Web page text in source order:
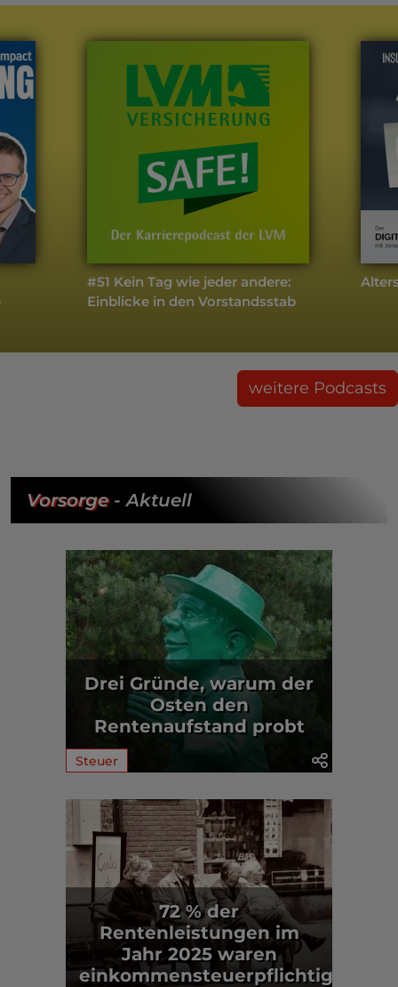
#51 Kein Tag wie jeder andere:
Einblicke in den Vorstandsstab
weitere Podcasts
Vorsorge- Aktuell
Drei Gründe, warum der
Osten den
Rentenaufstand probt
Steuer
72 % der
Rentenleistungen im
Jahr 2025 waren
einkommensteuerpflichtig